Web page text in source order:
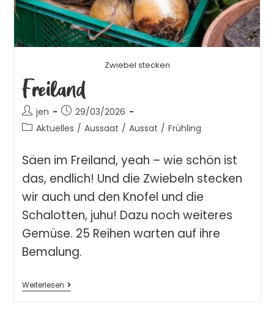
Zwiebel stecken
Freiland
jen
29/03/2026
Aktuelles / Aussaat / Aussat / Frühling
Säen im Freiland, yeah – wie schön ist
das, endlich! Und die Zwiebeln stecken
wir auch und den Knofel und die
Schalotten, juhu! Dazu noch weiteres
Gemüse. 25 Reihen warten auf ihre
Bemalung.
Weiterlesen